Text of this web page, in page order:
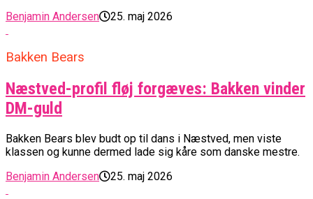
Benjamin Andersen
25. maj 2026
Bakken Bears
Næstved-profil fløj forgæves: Bakken vinder
DM-guld
Bakken Bears blev budt op til dans i Næstved, men viste
klassen og kunne dermed lade sig kåre som danske mestre.
Benjamin Andersen
25. maj 2026